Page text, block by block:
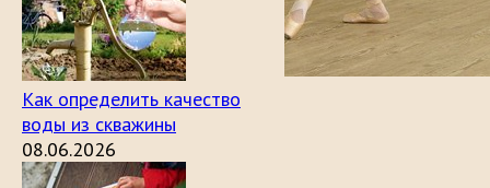
Как определить качество
воды из скважины
08.06.2026